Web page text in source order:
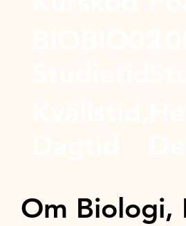
Om Biologi,